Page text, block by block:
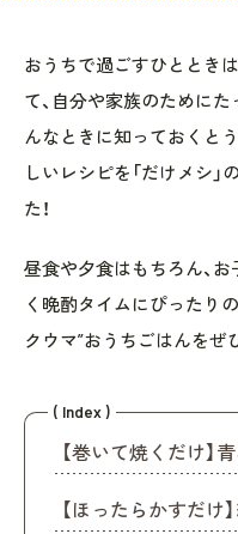
おうちで過ごすひととき
て、自分や家族のために
んなときに知っておくと
しいレシピを「だけメシ
た！
昼食や夕食はもちろん、
く晩酌タイムにぴったり
クウマ”おうちごはんをぜ
( Index )
【巻いて焼くだけ】
【ほったらかすだけ